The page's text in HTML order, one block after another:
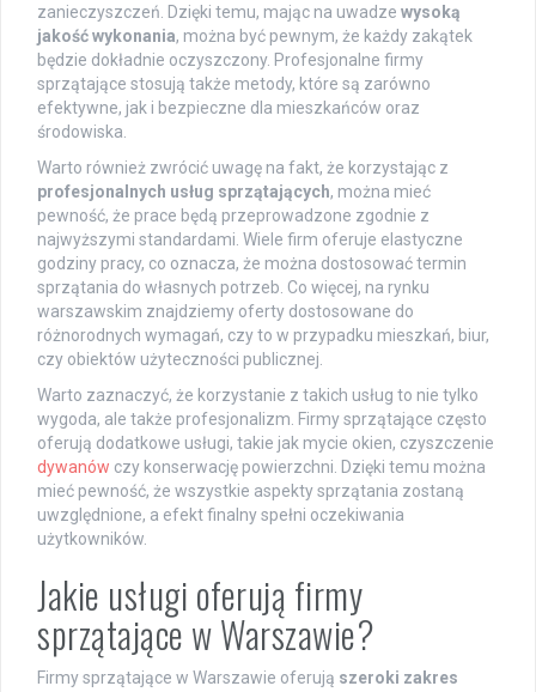
zanieczyszczeń. Dzięki temu, mając na uwadze wysoką
jakość wykonania, można być pewnym, że każdy zakątek
będzie dokładnie oczyszczony. Profesjonalne firmy
sprzątające stosują także metody, które są zarówno
efektywne, jak i bezpieczne dla mieszkańców oraz
środowiska.
Warto również zwrócić uwagę na fakt, że korzystając z
profesjonalnych usług sprzątających, można mieć
pewność, że prace będą przeprowadzone zgodnie z
najwyższymi standardami. Wiele firm oferuje elastyczne
godziny pracy, co oznacza, że można dostosować termin
sprzątania do własnych potrzeb. Co więcej, na rynku
warszawskim znajdziemy oferty dostosowane do
różnorodnych wymagań, czy to w przypadku mieszkań, biur,
czy obiektów użyteczności publicznej.
Warto zaznaczyć, że korzystanie z takich usług to nie tylko
wygoda, ale także profesjonalizm. Firmy sprzątające często
oferują dodatkowe usługi, takie jak mycie okien, czyszczenie
dywanów czy konserwację powierzchni. Dzięki temu można
mieć pewność, że wszystkie aspekty sprzątania zostaną
uwzględnione, a efekt finalny spełni oczekiwania
użytkowników.
Jakie usługi oferują firmy
sprzątające w Warszawie?
Firmy sprzątające w Warszawie oferują szeroki zakres